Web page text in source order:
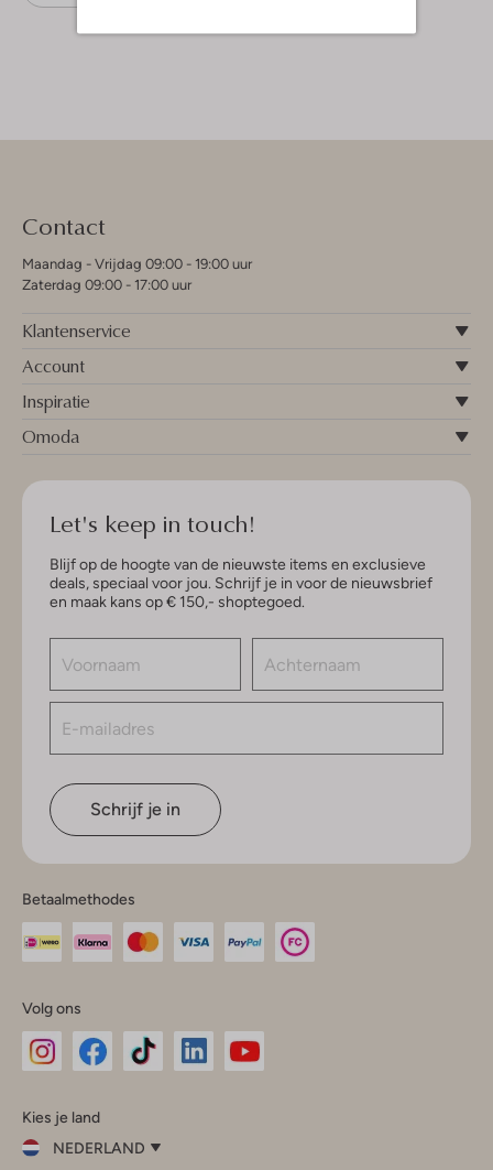
Contact
Maandag - Vrijdag 09:00 - 19:00 uur
Zaterdag 09:00 - 17:00 uur
Klantenservice
Account
Inspiratie
Omoda
Let's keep in touch!
Blijf op de hoogte van de nieuwste items en exclusieve
deals, speciaal voor jou. Schrijf je in voor de nieuwsbrief
en maak kans op € 150,- shoptegoed.
Schrijf je in
Betaalmethodes
Volg ons
InstagramFacebook
Kies je land
NEDERLAND